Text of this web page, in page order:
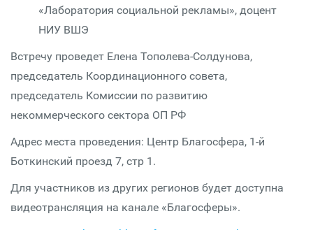
«Лаборатория социальной рекламы», доцент
НИУ ВШЭ
Встречу проведет Елена Тополева-Солдунова,
председатель Координационного совета,
председатель Комиссии по развитию
некоммерческого сектора ОП РФ
Адрес места проведения: Центр Благосфера, 1-й
Боткинский проезд 7, стр 1.
Для участников из других регионов будет доступна
видеотрансляция на канале «Благосферы».